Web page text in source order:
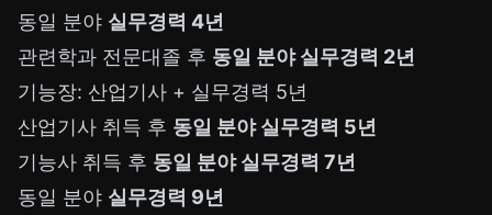
동일 분야 실무경력 4년
관련학과 전문대졸 후 동일 분야 실무경력 2년
기능장: 산업기사 + 실무경력 5년
산업기사 취득 후 동일 분야 실무경력 5년
기능사 취득 후 동일 분야 실무경력 7년
동일 분야 실무경력 9년